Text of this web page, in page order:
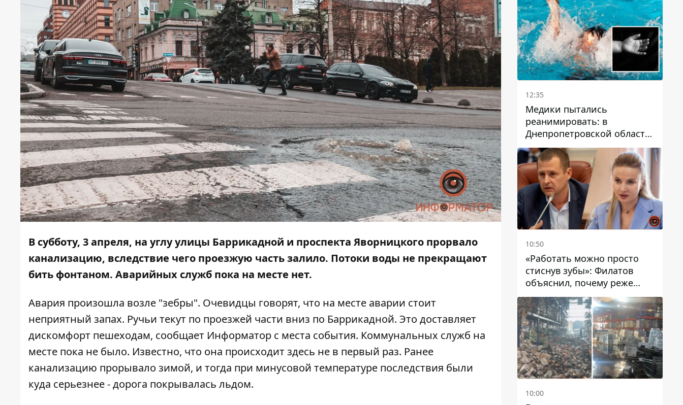
В субботу, 3 апреля, на углу улицы Баррикадной и проспекта Яворницкого прорвало
канализацию, вследствие чего проезжую часть залило. Потоки воды не прекращают
бить фонтаном. Аварийных служб пока на месте нет.
Авария произошла возле "зебры". Очевидцы говорят, что на месте аварии стоит
неприятный запах. Ручьи текут по проезжей части вниз по Баррикадной. Это доставляет
дискомфорт пешеходам, сообщает Информатор с места события. Коммунальных служб на
месте пока не было. Известно, что она происходит здесь не в первый раз. Ранее
канализацию прорывало зимой, и тогда при минусовой температуре последствия были
куда серьезнее - дорога покрывалась льдом.
12:35
Медики пытались
реанимировать: в
Днепропетровской области
двухлетний мальчик утонул
в бассейне
10:50
«Работать можно просто
стиснув зубы»: Филатов
объяснил, почему реже
пишет в соцсетях и
раскритиковал медийность
чиновников
10:00